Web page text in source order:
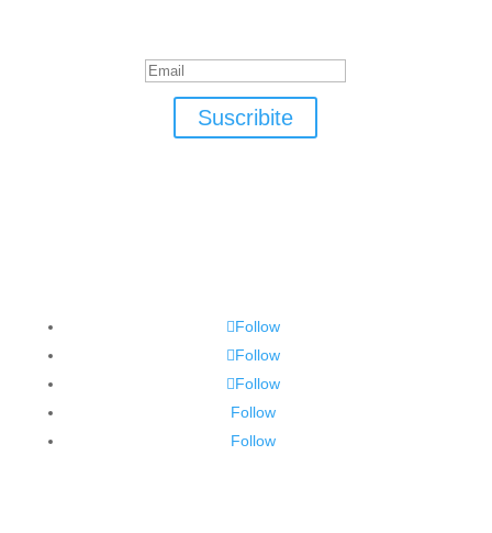
Suscribite
Follow
Follow
Follow
Follow
Follow